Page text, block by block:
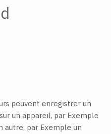
peuvent enregistrer un
un appareil, par Exemple
autre, par Exemple un